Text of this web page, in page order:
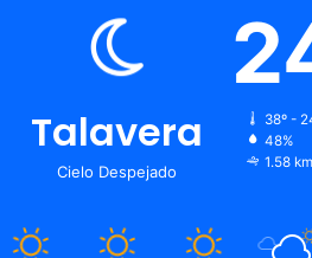
Talavera
Cielo Despejado
38º -
48%
1.58